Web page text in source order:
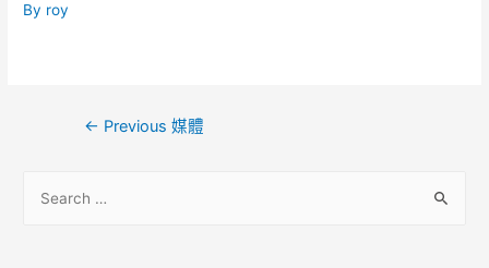
By roy
← Previous 媒體